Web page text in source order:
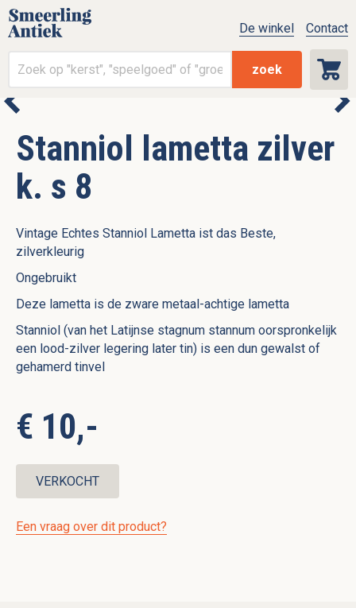
zoek
De winkel Contact
Stanniol lametta zilver
k. s 8
Vintage Echtes Stanniol Lametta ist das Beste,
zilverkleurig
Ongebruikt
Deze lametta is de zware metaal-achtige lametta
Stanniol (van het Latijnse stagnum stannum oorspronkelijk
een lood-zilver legering later tin) is een dun gewalst of
gehamerd tinvel
€ 10,-
VERKOCHT
Een vraag over dit product?